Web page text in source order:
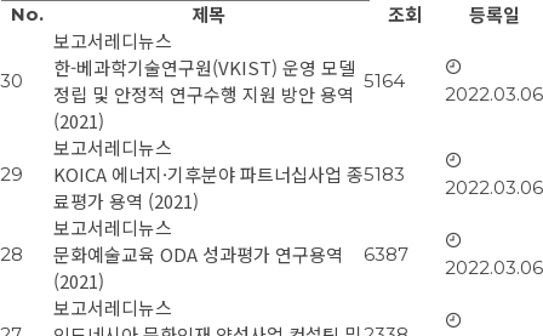
No. 제목 조회 등록일
30
보고서레디뉴스
한-베과학기술연구원(VKIST) 운영 모델
정립 및 안정적 연구수행 지원 방안 용역
(2021)
5164
2022.03.06
29
보고서레디뉴스
KOICA 에너지·기후분야 파트너십사업 종
료평가 용역 (2021)
5183
2022.03.06
28
보고서레디뉴스
문화예술교육 ODA 성과평가 연구용역
(2021)
6387
2022.03.06
보고서레디뉴스